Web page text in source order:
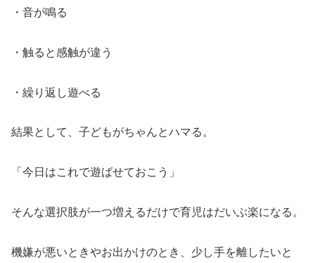
・音が鳴る
・触ると感触が違う
・繰り返し遊べる
結果として、子どもがちゃんとハマる。
「今日はこれで遊ばせておこう」
そんな選択肢が一つ増えるだけで育児はだいぶ楽になる。
機嫌が悪いときやお出かけのとき、少し手を離したいと